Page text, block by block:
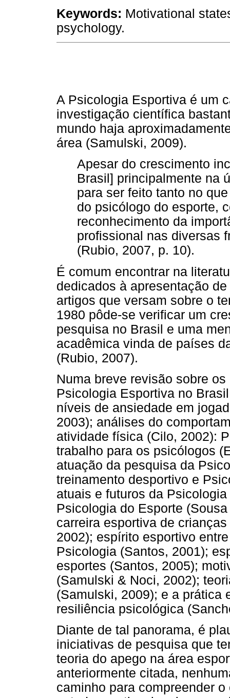
Keywords: Motivational
psychology.
A Psicologia Esportiva é um
investigação científica
mundo haja
área (Samulski, 2009).
Apesar do crescimento
Brasil] principalmente na
para ser feito tanto no
do psicólogo do esporte,
reconhecimento da
profissional nas diversas
(Rubio, 2007, p. 10).
É comum encontrar na
dedicados à apresentação
artigos que versam sobre o
1980 pôde-se verificar um
pesquisa no Brasil e uma
acadêmica vinda de países
(Rubio, 2007).
Numa breve revisão sobre
Psicologia Esportiva no
níveis de ansiedade em
2003); análises do
atividade física (Cilo, 2002):
trabalho para os psicólogos
atuação da pesquisa da
treinamento desportivo e
atuais e futuros da
Psicologia do Esporte
carreira esportiva de
2002); espírito esportivo
Psicologia (Santos, 2001);
esportes (Santos, 2005);
(Samulski & Noci, 2002);
(Samulski, 2009); e a prática
resiliência psicológica
Diante de tal panorama, é
iniciativas de pesquisa que
teoria do apego na área
anteriormente citada,
caminho para compreender